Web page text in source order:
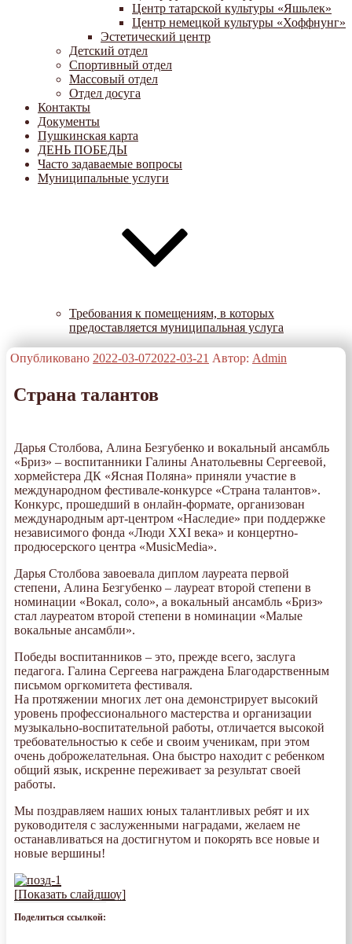
Центр татарской культуры «Яшьлек»
Центр немецкой культуры «Хоффнунг»
Эстетический центр
Детский отдел
Спортивный отдел
Массовый отдел
Отдел досуга
Контакты
Документы
Пушкинская карта
ДЕНЬ ПОБЕДЫ
Часто задаваемые вопросы
Муниципальные услуги
Требования к помещениям, в которых
предоставляется муниципальная услуга
Опубликовано 2022-03-072022-03-21 Автор: Admin
Страна талантов
Дарья Столбова, Алина Безгубенко и вокальный ансамбль
«Бриз» – воспитанники Галины Анатольевны Сергеевой,
хормейстера ДК «Ясная Поляна» приняли участие в
международном фестивале-конкурсе «Страна талантов».
Конкурс, прошедший в онлайн-формате, организован
международным арт-центром «Наследие» при поддержке
независимого фонда «Люди XXI века» и концертно-
продюсерского центра «MusicMedia».
Дарья Столбова завоевала диплом лауреата первой
степени, Алина Безгубенко – лауреат второй степени в
номинации «Вокал, соло», а вокальный ансамбль «Бриз»
стал лауреатом второй степени в номинации «Малые
вокальные ансамбли».
Победы воспитанников – это, прежде всего, заслуга
педагога. Галина Сергеева награждена Благодарственным
письмом оргкомитета фестиваля.
На протяжении многих лет она демонстрирует высокий
уровень профессионального мастерства и организации
музыкально-воспитательной работы, отличается высокой
требовательностью к себе и своим ученикам, при этом
очень доброжелательная. Она быстро находит с ребенком
общий язык, искренне переживает за результат своей
работы.
Мы поздравляем наших юных талантливых ребят и их
руководителя с заслуженными наградами, желаем не
останавливаться на достигнутом и покорять все новые и
новые вершины!
[Показать слайдшоу]
Поделиться ссылкой: